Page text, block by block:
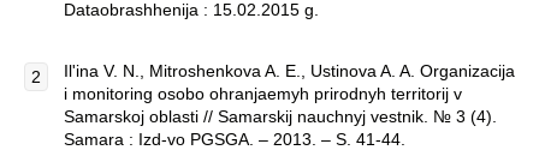
Dataobrashhenija : 15.02.2015 g.
Il'ina V. N., Mitroshenkova A. E., Ustinova A. A. Organizacija
i monitoring osobo ohranjaemyh prirodnyh territorij v
Samarskoj oblasti // Samarskij nauchnyj vestnik. № 3 (4).
Samara : Izd-vo PGSGA. – 2013. – S. 41-44.